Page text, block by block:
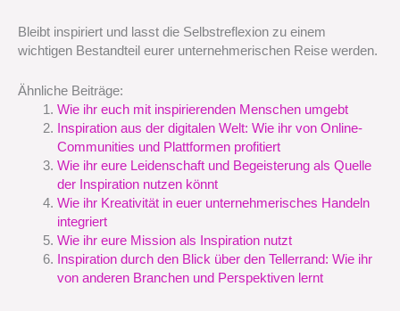
Bleibt inspiriert und lasst die Selbstreflexion zu einem
wichtigen Bestandteil eurer unternehmerischen Reise werden.
Ähnliche Beiträge:
Wie ihr euch mit inspirierenden Menschen umgebt
Inspiration aus der digitalen Welt: Wie ihr von Online-
Communities und Plattformen profitiert
Wie ihr eure Leidenschaft und Begeisterung als Quelle
der Inspiration nutzen könnt
Wie ihr Kreativität in euer unternehmerisches Handeln
integriert
Wie ihr eure Mission als Inspiration nutzt
Inspiration durch den Blick über den Tellerrand: Wie ihr
von anderen Branchen und Perspektiven lernt